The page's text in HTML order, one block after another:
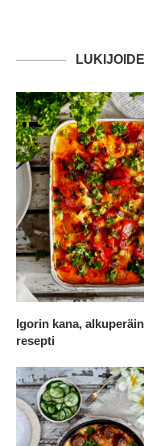
Igorin kana,
resepti